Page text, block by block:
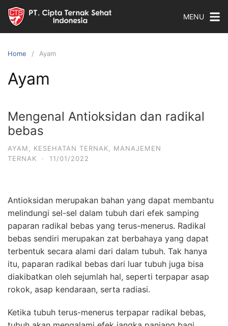
MENU
Home Ayam
Ayam
Mengenal Antioksidan dan radikal
bebas
AYAM KESEHATAN TERNAK
MANAJEMEN
TERNAK
· 11/01/2022
Antioksidan merupakan bahan yang dapat membantu
melindungi sel-sel dalam tubuh dari efek samping
paparan radikal bebas yang terus-menerus. Radikal
bebas sendiri merupakan zat berbahaya yang dapat
terbentuk secara alami dari dalam tubuh. Tak hanya
itu, paparan radikal bebas dari luar tubuh juga bisa
diakibatkan oleh sejumlah hal, seperti terpapar asap
rokok, asap kendaraan, serta radiasi.
Ketika tubuh terus-menerus terpapar radikal bebas,